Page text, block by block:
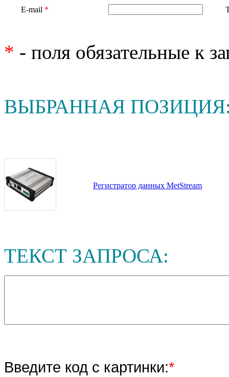
E-mail *
* - поля обязательные к
ВЫБРАННАЯ
Регистратор данных MetStream
ТЕКСТ ЗАПРОСА:
Введите код с картинки:*